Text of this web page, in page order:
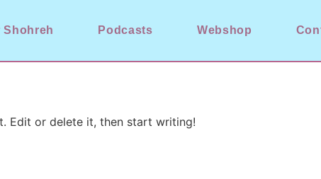
Shohreh Podcasts Webshop
Edit or delete it, then start writing!